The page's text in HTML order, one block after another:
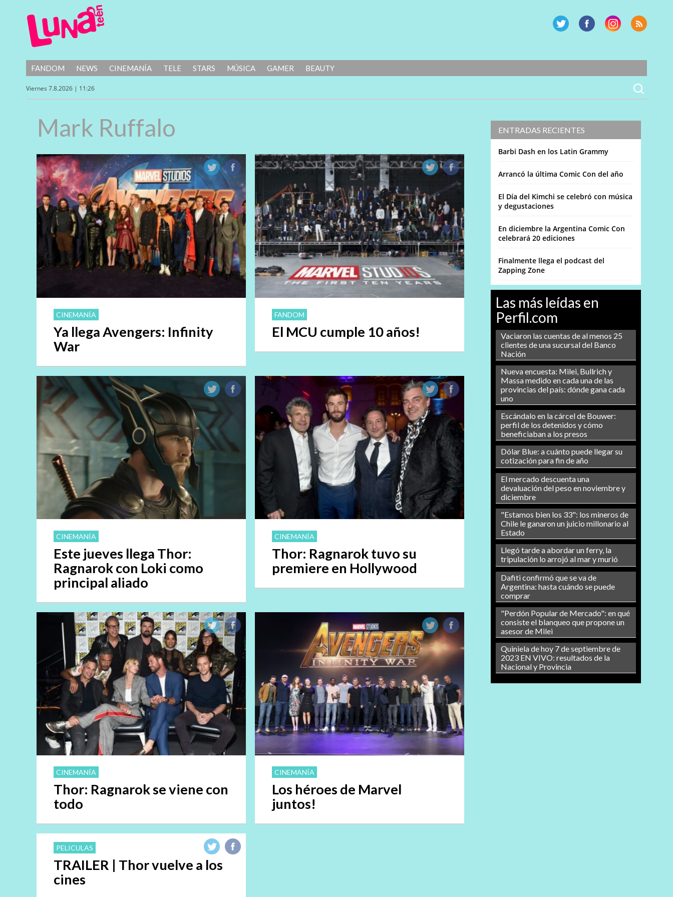
FANDOM NEWS CINEMANÍA TELE STARS MÚSICA GAMER BEAUTY
Viernes 7.8.2026 | 11:26
ENTRADAS RECIENTES
Barbi Dash en los Latin Grammy
Arrancó la última Comic Con del año
El Día del Kimchi se celebró con música
y degustaciones
En diciembre la Argentina Comic Con
celebrará 20 ediciones
Finalmente llega el podcast del
Zapping Zone
Las más leídas en
Perfil.com
Vaciaron las cuentas de al menos 25
clientes de una sucursal del Banco
Nación
Nueva encuesta: Milei, Bullrich y
Massa medido en cada una de las
provincias del país: dónde gana cada
uno
Escándalo en la cárcel de Bouwer:
perfil de los detenidos y cómo
beneficiaban a los presos
Dólar Blue: a cuánto puede llegar su
cotización para fin de año
El mercado descuenta una
devaluación del peso en noviembre y
diciembre
"Estamos bien los 33": los mineros de
Chile le ganaron un juicio millonario al
Estado
Llegó tarde a abordar un ferry, la
tripulación lo arrojó al mar y murió
Dafiti confirmó que se va de
Argentina: hasta cuándo se puede
comprar
"Perdón Popular de Mercado": en qué
consiste el blanqueo que propone un
asesor de Milei
Quiniela de hoy 7 de septiembre de
2023 EN VIVO: resultados de la
Nacional y Provincia
Mark Ruffalo
CINEMANÍA
Ya llega Avengers: Infinity
War
FANDOM
El MCU cumple 10 años!
CINEMANÍA
Este jueves llega Thor:
Ragnarok con Loki como
principal aliado
CINEMANÍA
Thor: Ragnarok tuvo su
premiere en Hollywood
CINEMANÍA
Thor: Ragnarok se viene con
todo
CINEMANÍA
Los héroes de Marvel
juntos!
PELICULAS
TRAILER | Thor vuelve a los
cines